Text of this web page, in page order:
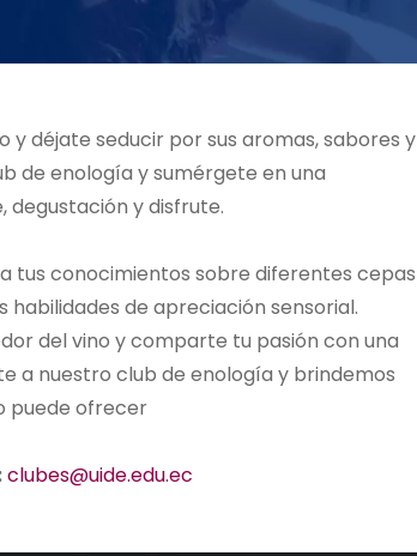
y déjate seducir por sus aromas, sabores y
de enología y sumérgete en una
degustación y disfrute.
tus conocimientos sobre diferentes cepas
habilidades de apreciación sensorial.
del vino y comparte tu pasión con una
a nuestro club de enología y brindemos
puede ofrecer
clubes@uide.edu.ec